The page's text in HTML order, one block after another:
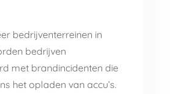
bedrijventerreinen in
bedrijven
met brandincidenten die
het opladen van accu’s.